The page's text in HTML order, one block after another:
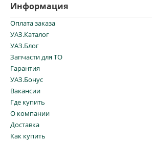
Информация
Оплата заказа
УАЗ.Каталог
УАЗ.Блог
Запчасти для ТО
Гарантия
УАЗ.Бонус
Вакансии
Где купить
О компании
Доставка
Как купить